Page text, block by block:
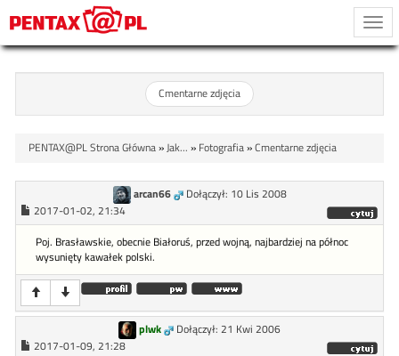
Cmentarne zdjęcia
PENTAX@PL Strona Główna»Jak... » Fotografia»Cmentarne zdjęcia
arcan66
Dołączył: 10 Lis 2008
2017-01-02, 21:34
Poj. Brasławskie, obecnie Białoruś, przed wojną, najbardziej na północ
wysunięty kawałek polski.
plwk
Dołączył: 21 Kwi 2006
2017-01-09, 21:28